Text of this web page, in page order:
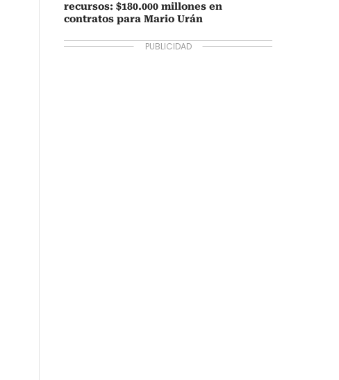
recursos: $180.000 millones en
contratos para Mario Urán